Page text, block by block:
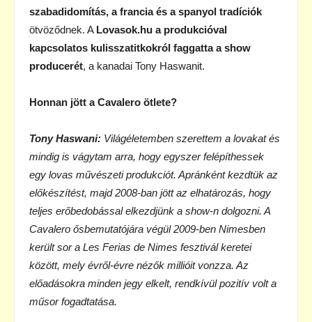
szabadidomítás, a francia és a spanyol tradíciók
ötvöződnek. A Lovasok.hu a produkcióval
kapcsolatos kulisszatitkokról faggatta a show
producerét, a kanadai Tony Haswanit.
Honnan jött a Cavalero ötlete?
Tony Haswani: Világéletemben szerettem a lovakat és
mindig is vágytam arra, hogy egyszer felépíthessek
egy lovas művészeti produkciót. Apránként kezdtük az
előkészítést, majd 2008-ban jött az elhatározás, hogy
teljes erőbedobással elkezdjünk a show-n dolgozni. A
Cavalero ősbemutatójára végül 2009-ben Nimesben
került sor a Les Ferias de Nimes fesztivál keretei
között, mely évről-évre nézők millióit vonzza. Az
előadásokra minden jegy elkelt, rendkívül pozitív volt a
műsor fogadtatása.